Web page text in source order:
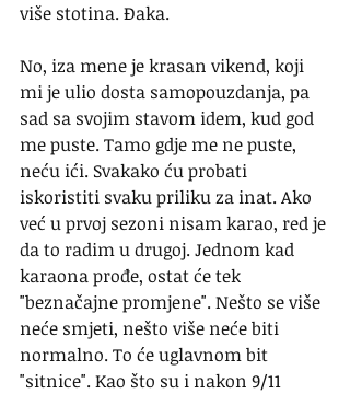
više stotina. Đaka.
No, iza mene je krasan vikend, koji
mi je ulio dosta samopouzdanja, pa
sad sa svojim stavom idem, kud god
me puste. Tamo gdje me ne puste,
neću ići. Svakako ću probati
iskoristiti svaku priliku za inat. Ako
već u prvoj sezoni nisam karao, red je
da to radim u drugoj. Jednom kad
karaona prođe, ostat će tek
"beznačajne promjene". Nešto se više
neće smjeti, nešto više neće biti
normalno. To će uglavnom bit
"sitnice". Kao što su i nakon 9/11